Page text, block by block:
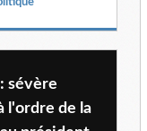
sévère
l'ordre de la